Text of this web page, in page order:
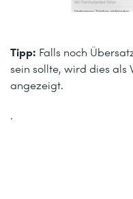
Tipp: Falls noch
sein sollte, wird dies als
angezeigt.
.